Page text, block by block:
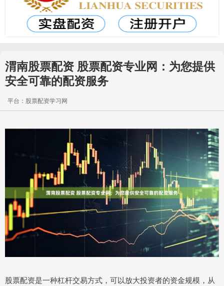
渭南股票配资 股票配资专业网：为您提供
安全可靠的配资服务
平台：股票配资学习网
股票配资是一种杠杆交易方式，可以放大投资者的资金规模，从